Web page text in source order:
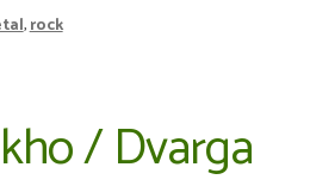
,rock
/ Dvarga